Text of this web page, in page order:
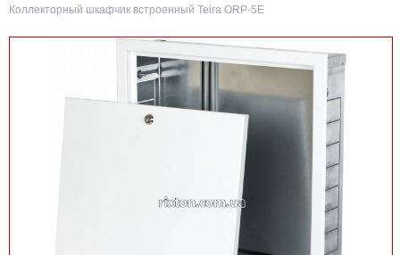
Коллекторный шкафчик встроенный Teira ORP-5E